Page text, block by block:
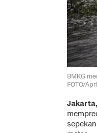
BMKG
FOTO/